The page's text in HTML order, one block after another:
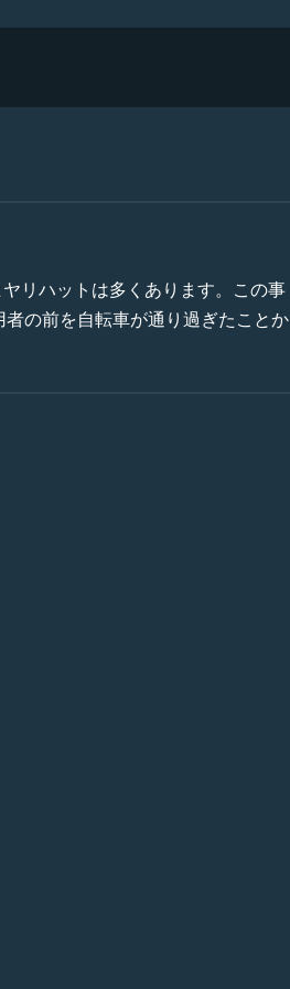
リハットは多くあります。この事
の前を自転車が通り過ぎたことか